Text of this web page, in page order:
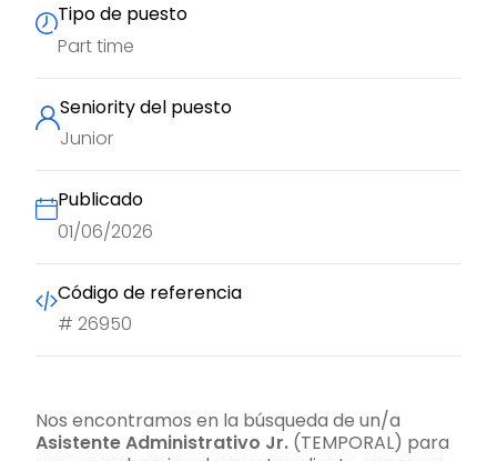
Nos encontramos en la búsqueda de un/a
Asistente Administrativo Jr. (TEMPORAL) para
Tipo de puesto
Part time
Seniority del puesto
Junior
Publicado
01/06/2026
Código de referencia
# 26950